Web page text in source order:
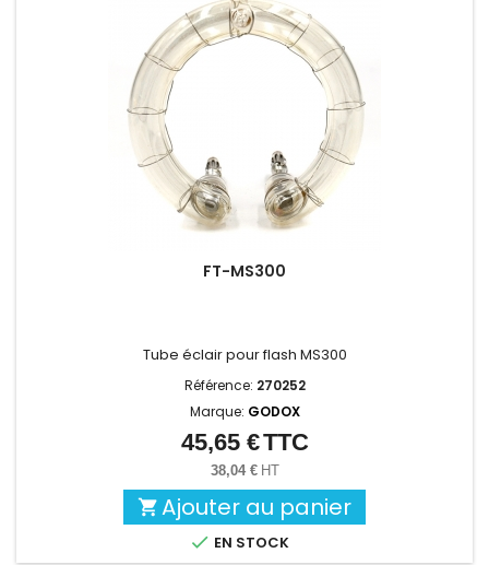
FT-MS300
Tube éclair pour flash MS300
Référence: 270252
Marque: GODOX
Prix
45,65 €TTC
38,04 € HT
 Ajouter au panier
 EN STOCK